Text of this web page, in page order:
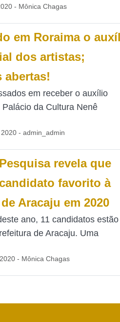
- Mônica Chagas
em Roraima o
dos artistas;
abertas!
em receber o auxílio
da Cultura Nenê
- admin_admin
revela que
favorito à
Aracaju em 2020
ano, 11 candidatos
de Aracaju. Uma
- Mônica Chagas